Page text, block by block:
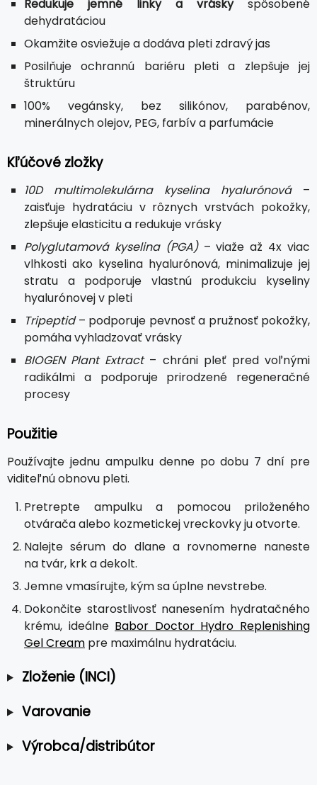
Redukuje jemné linky a vráskyspôsobené
dehydratáciou
Okamžite osviežuje a dodáva pleti zdravý jas
Posilňuje ochrannú bariéru pleti a zlepšuje jej
štruktúru
100% vegánsky, bez silikónov, parabénov,
minerálnych olejov, PEG, farbív a parfumácie
Kľúčové zložky
10D multimolekulárna kyselina hyalurónová–
zaisťuje hydratáciu v rôznych vrstvách pokožky,
zlepšuje elasticitu a redukuje vrásky
Polyglutamová kyselina (PGA)– viaže až 4x viac
vlhkosti ako kyselina hyalurónová, minimalizuje jej
stratu a podporuje vlastnú produkciu kyseliny
hyalurónovej v pleti
Tripeptid– podporuje pevnosť a pružnosť pokožky,
pomáha vyhladzovať vrásky
BIOGEN Plant Extract– chráni pleť pred voľnými
radikálmi a podporuje prirodzené regeneračné
procesy
Použitie
Používajte jednu ampulku denne po dobu 7 dní pre
viditeľnú obnovu pleti.
Pretrepte ampulku a pomocou priloženého
otvárača alebo kozmetickej vreckovky ju otvorte.
Nalejte sérum do dlane a rovnomerne naneste
na tvár, krk a dekolt.
Jemne vmasírujte, kým sa úplne nevstrebe.
Dokončite starostlivosť nanesením hydratačného
krému, ideálne Babor Doctor Hydro Replenishing
Gel Cream pre maximálnu hydratáciu.
Zloženie (INCI)
Varovanie
Výrobca/distribútor